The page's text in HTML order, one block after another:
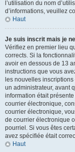
l’utilisation du nom
d’informations, veuillez
Haut
Je suis inscrit mais je
Vérifiez en premier lieu
corrects. Si la
avoir en dessous de 13
instructions que vous
les nouvelles
un administrateur, avant
information était
courrier électronique,
courrier électronique,
de courrier électronique
pourriel. Si vous êtes
avez spécifiée était
Haut